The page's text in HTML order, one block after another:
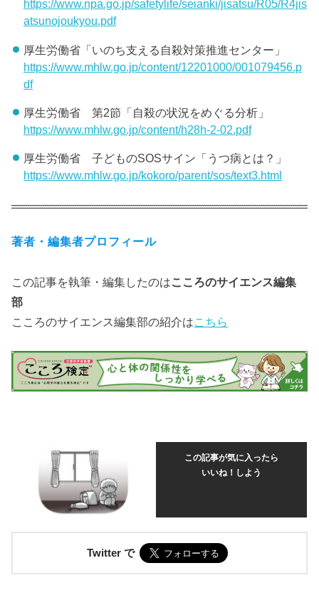
https://www.npa.go.jp/safetylife/seianki/jisatsu/R05/R4jis
atsunojoukyou.pdf
厚生労働省「いのち支える自殺対策推進センター」
https://www.mhlw.go.jp/content/12201000/001079456.p
df
厚生労働省 第2節「自殺の状況をめぐる分析」
https://www.mhlw.go.jp/content/h28h-2-02.pdf
厚生労働省 子どものSOSサイン「うつ病とは？」
https://www.mhlw.go.jp/kokoro/parent/sos/text3.html
著者・編集者プロフィール
この記事を執筆・編集したのはこころのサイエンス編集
部
こころのサイエンス編集部の紹介はこちら
この記事が気に入ったら
いいね！しよう
Twitter で